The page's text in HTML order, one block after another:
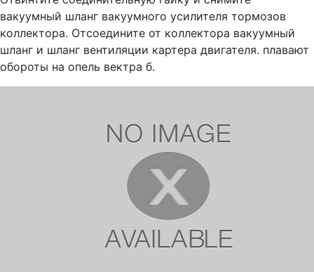
вакуумный шланг вакуумного усилителя тормозов
коллектора. Отсоедините от коллектора вакуумный
шланг и шланг вентиляции картера двигателя. плавают
обороты на опель вектра б.